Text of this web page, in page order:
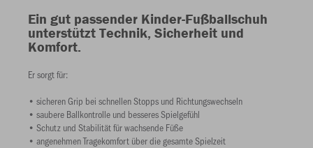
Ein gut passender Kinder-Fußballschuh
unterstützt Technik, Sicherheit und
Komfort.
Er sorgt für:
• sicheren Grip bei schnellen Stopps und Richtungswechseln
• saubere Ballkontrolle und besseres Spielgefühl
• Schutz und Stabilität für wachsende Füße
• angenehmen Tragekomfort über die gesamte Spielzeit